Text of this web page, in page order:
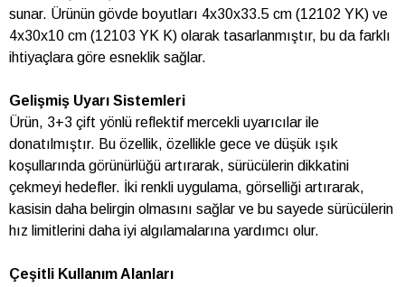
sunar. Ürünün gövde boyutları 4x30x33.5 cm (12102 YK) ve
4x30x10 cm (12103 YK K) olarak tasarlanmıştır, bu da farklı
ihtiyaçlara göre esneklik sağlar.
Gelişmiş Uyarı Sistemleri
Ürün, 3+3 çift yönlü reflektif mercekli uyarıcılar ile
donatılmıştır. Bu özellik, özellikle gece ve düşük ışık
koşullarında görünürlüğü artırarak, sürücülerin dikkatini
çekmeyi hedefler. İki renkli uygulama, görselliği artırarak,
kasisin daha belirgin olmasını sağlar ve bu sayede sürücülerin
hız limitlerini daha iyi algılamalarına yardımcı olur.
Çeşitli Kullanım Alanları